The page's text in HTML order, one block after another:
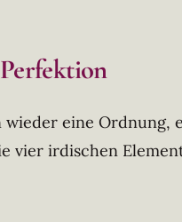
eine Ordnung,
vier irdischen